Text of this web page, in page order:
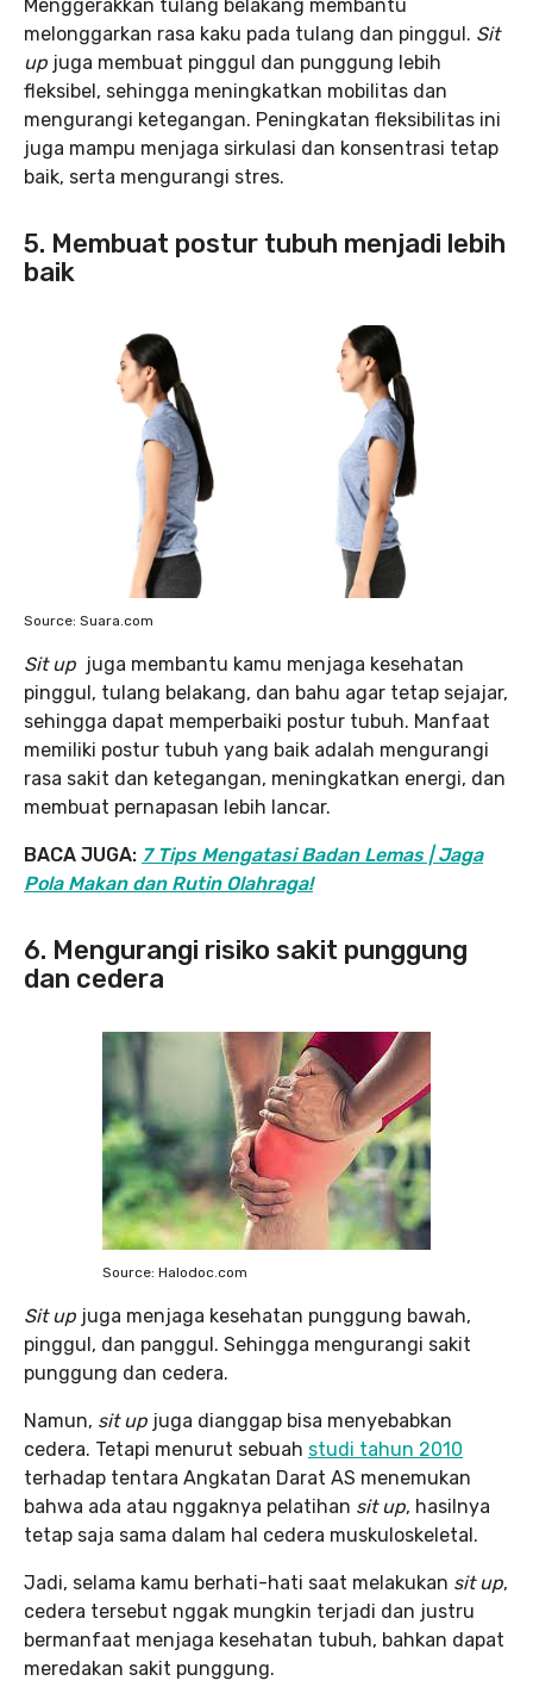
Menggerakkan tulang belakang membantu
melonggarkan rasa kaku pada tulang dan pinggul. Sit
up juga membuat pinggul dan punggung lebih
fleksibel, sehingga meningkatkan mobilitas dan
mengurangi ketegangan. Peningkatan fleksibilitas ini
juga mampu menjaga sirkulasi dan konsentrasi tetap
baik, serta mengurangi stres.
5. Membuat postur tubuh menjadi lebih
baik
Source: Suara.com
Sit up juga membantu kamu menjaga kesehatan
pinggul, tulang belakang, dan bahu agar tetap sejajar,
sehingga dapat memperbaiki postur tubuh. Manfaat
memiliki postur tubuh yang baik adalah mengurangi
rasa sakit dan ketegangan, meningkatkan energi, dan
membuat pernapasan lebih lancar.
BACA JUGA: 7 Tips Mengatasi Badan Lemas | Jaga
Pola Makan dan Rutin Olahraga!
6. Mengurangi risiko sakit punggung
dan cedera
Source: Halodoc.com
Sit up juga menjaga kesehatan punggung bawah,
pinggul, dan panggul. Sehingga mengurangi sakit
punggung dan cedera.
Namun, sit up juga dianggap bisa menyebabkan
cedera. Tetapi menurut sebuah studi tahun 2010
terhadap tentara Angkatan Darat AS menemukan
bahwa ada atau nggaknya pelatihan sit up, hasilnya
tetap saja sama dalam hal cedera muskuloskeletal.
Jadi, selama kamu berhati-hati saat melakukan sit up,
cedera tersebut nggak mungkin terjadi dan justru
bermanfaat menjaga kesehatan tubuh, bahkan dapat
meredakan sakit punggung.